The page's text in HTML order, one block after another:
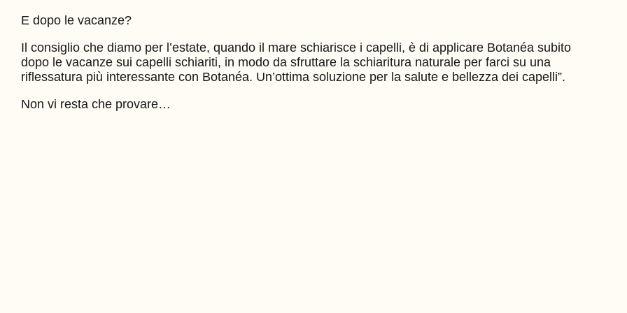
E dopo le vacanze?
Il consiglio che diamo per l’estate, quando il mare schiarisce i capelli, è di applicare Botanéa subito
dopo le vacanze sui capelli schiariti, in modo da sfruttare la schiaritura naturale per farci su una
riflessatura più interessante con Botanéa. Un’ottima soluzione per la salute e bellezza dei capelli”.
Non vi resta che provare…